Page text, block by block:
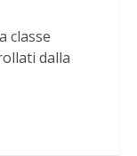
classe
dalla